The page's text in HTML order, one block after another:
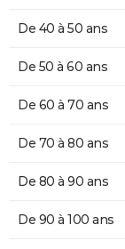
De 40 à 50 ans
De 50 à 60 ans
De 60 à 70 ans
De 70 à 80 ans
De 80 à 90 ans
De 90 à 100 ans